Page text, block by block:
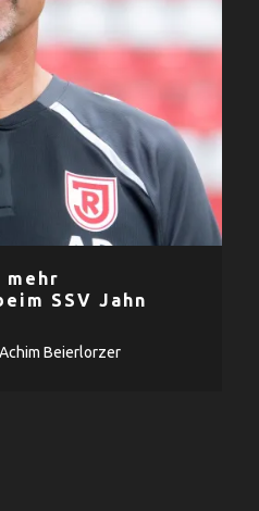
SSV Jahn
Beierlorzer